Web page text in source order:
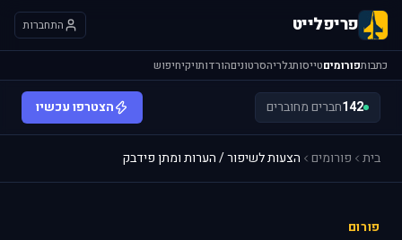
פריפלייט התחברות
כתבותפורומיםטייסותגלריהסרטוניםהורדותויקיחיפוש
142חברים מחוברים הצטרפו עכשיו
בית פורומים הצעות לשיפור / הערות ומתן פידבק
פורום